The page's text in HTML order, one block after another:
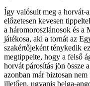
Így valósult meg a horvát-
előzetesen kevesen
a háromoroszlánosok és
játékosa, aki a tornát az
szakértőjeként ténykedik
megtippelte, hogy a felső
horvát párosítás jön össze
azonban már biztosan
illetően, ugyanis belga-